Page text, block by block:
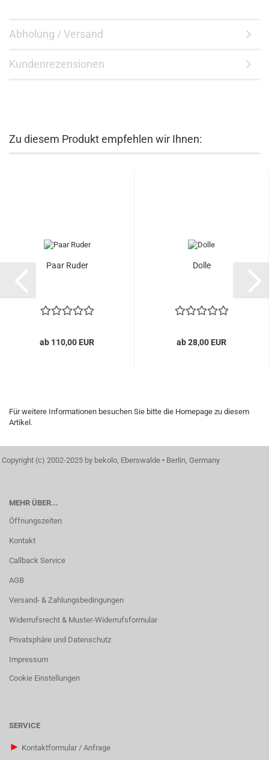
Abholung / Versand
Kundenrezensionen
Zu diesem Produkt empfehlen wir Ihnen:
Paar Ruder
ab 110,00 EUR
Dolle
ab 28,00 EUR
Für weitere Informationen besuchen Sie bitte die Homepage zu diesem
Artikel.
Copyright (c) 2002-2025 by bekolo, Eberswalde • Berlin, Germany
MEHR ÜBER...
Öffnungszeiten
Kontakt
Callback Service
AGB
Versand- & Zahlungsbedingungen
Widerrufsrecht & Muster-Widerrufsformular
Privatsphäre und Datenschutz
Impressum
Cookie Einstellungen
SERVICE
► Kontaktformular / Anfrage